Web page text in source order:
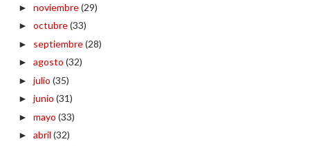
► noviembre(29)
► octubre(33)
► septiembre(28)
► agosto (32)
► julio (35)
► junio (31)
► mayo (33)
► abril (32)